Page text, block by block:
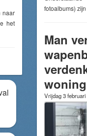
naar
het
fotoalbums)
Man
Vrijdag 3